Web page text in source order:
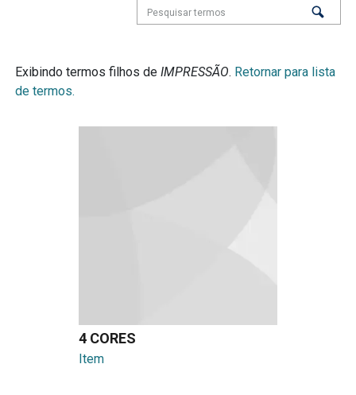
Exibindo termos filhos de IMPRESSÃO. Retornar para lista
de termos.
4 CORES
Item